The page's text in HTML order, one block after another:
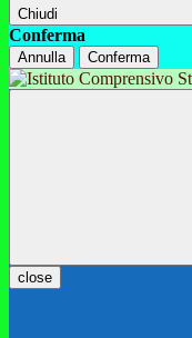
Chiudi
Conferma
Annulla Conferma
close